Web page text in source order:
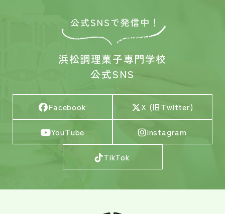
浜松調理菓子専門学校
公式SNS
Facebook X (旧Twitter)
YouTube Instagram
TikTok